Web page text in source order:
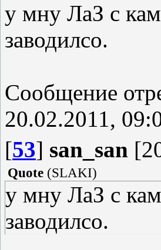
у мну ЛаЗ с
заводилсо.
Сообщение
20.02.2011,
[53] san_san
Quote (SLAKI)
у мну ЛаЗ с
заводилсо.